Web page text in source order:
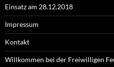
Einsatz am 28.12.2018
Impressum
Kontakt
Willkommen bei der Freiwilligen